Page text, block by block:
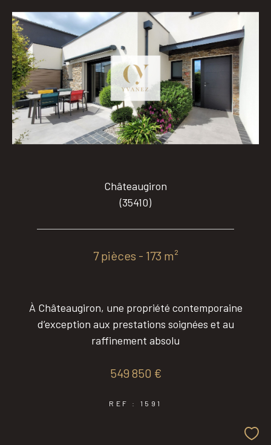
Châteaugiron
(35410)
7 pièces - 173 m²
À Châteaugiron, une propriété contemporaine
d’exception aux prestations soignées et au
raffinement absolu
549 850 €
REF : 1591